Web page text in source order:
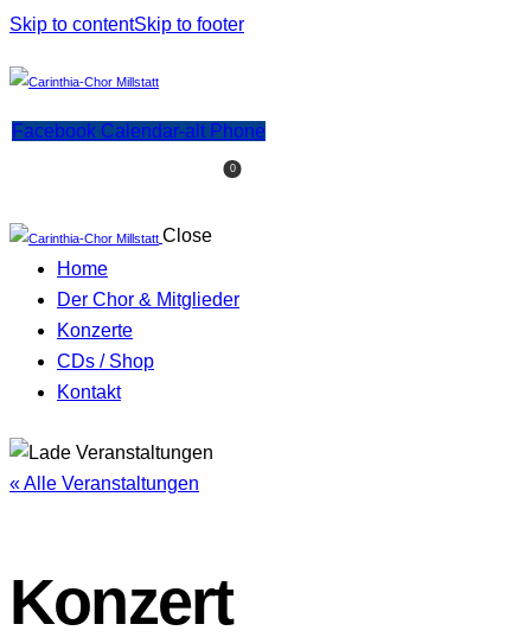
Skip to contentSkip to footer
Facebook Calendar-alt Phone
0
Close
Home
Der Chor & Mitglieder
Konzerte
CDs / Shop
Kontakt
facebook-
1
« Alle Veranstaltungen
Konzert